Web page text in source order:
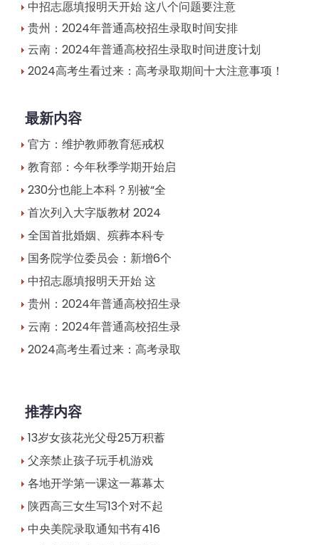
中招志愿填报明天开始 这八个问题要注意
贵州：2024年普通高校招生录取时间安排
云南：2024年普通高校招生录取时间进度计划
2024高考生看过来：高考录取期间十大注意事项！
最新内容
官方：维护教师教育惩戒权
教育部：今年秋季学期开始启
230分也能上本科？别被“全
首次列入大字版教材 2024
全国首批婚姻、殡葬本科专
国务院学位委员会：新增6个
中招志愿填报明天开始 这
贵州：2024年普通高校招生录
云南：2024年普通高校招生录
2024高考生看过来：高考录取
推荐内容
13岁女孩花光父母25万积蓄
父亲禁止孩子玩手机游戏
各地开学第一课这一幕幕太
陕西高三女生写13个对不起
中央美院录取通知书有416